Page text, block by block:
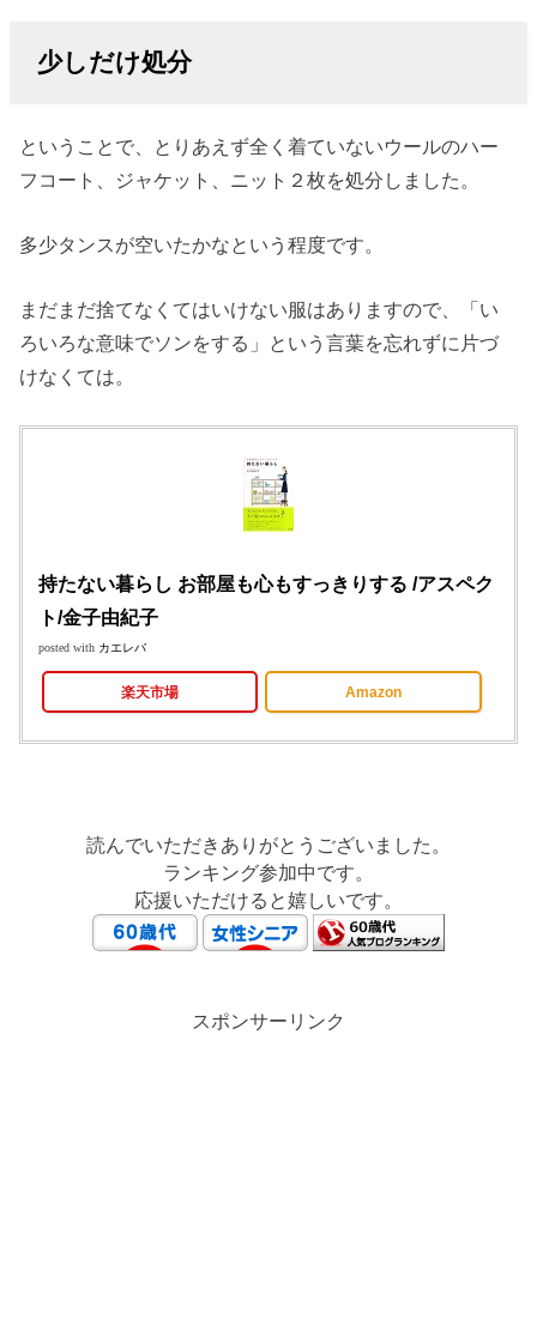
少しだけ処分
ということで、とりあえず全く着ていないウールのハー
フコート、ジャケット、ニット２枚を処分しました。
多少タンスが空いたかなという程度です。
まだまだ捨てなくてはいけない服はありますので、「い
ろいろな意味でソンをする」という言葉を忘れずに片づ
けなくては。
持たない暮らし お部屋も心もすっきりする /アスペク
ト/金子由紀子
posted with カエレバ
楽天市場 Amazon
読んでいただきありがとうございました。
ランキング参加中です。
応援いただけると嬉しいです。
スポンサーリンク